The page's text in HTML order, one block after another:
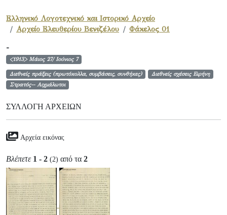
Ελληνικό Λογοτεχνικό και Ιστορικό Αρχείο
Αρχείο Ελευθερίου Βενιζέλου
Φάκελος 01
-
<1913> Μάιος 27/ Ιούνιος 7
Διεθνείς πράξεις (πρωτόκολλα, συμβάσεις, συνθήκες)
Διεθνείς σχέσεις Ειρήνη
Στρατός-- Αιχμάλωτοι
ΣΥΛΛΟΓΉ ΑΡΧΕΊΩΝ
Αρχεία εικόνας
Βλέπετε 1 - 2 (2) από τα 2